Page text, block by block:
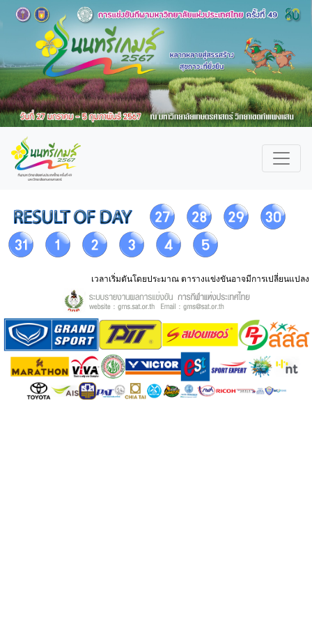
เวลาเริ่มตันโดยประมาณ ตารางแข่งขันอาจมีการเปลี่ยนแปลง